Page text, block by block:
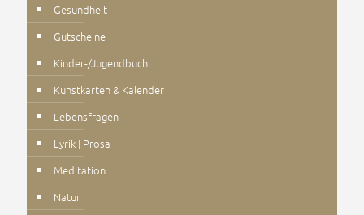
Gesundheit
Gutscheine
Kinder-/Jugendbuch
Kunstkarten & Kalender
Lebensfragen
Lyrik | Prosa
Meditation
Natur